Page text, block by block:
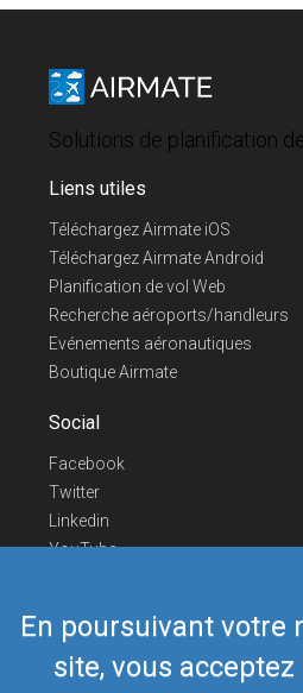
En poursuivant votre
site, vous
Solutions de planification
Liens utiles
Téléchargez Airmate iOS
Téléchargez Airmate Android
Planification de vol Web
Recherche aéroports/handleurs
Evénements aéronautiques
Boutique Airmate
Social
Facebook
Twitter
Linkedin
YouTube
Nous contacter
Téléphone Europe+352 26441835